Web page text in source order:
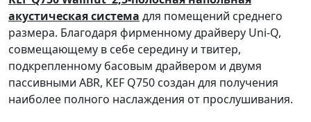
акустическая система для помещений среднего
размера. Благодаря фирменному драйверу Uni-Q,
совмещающему в себе середину и твитер,
подкрепленному басовым драйвером и двумя
пассивными ABR, KEF Q750 создан для получения
наиболее полного наслаждения от прослушивания.